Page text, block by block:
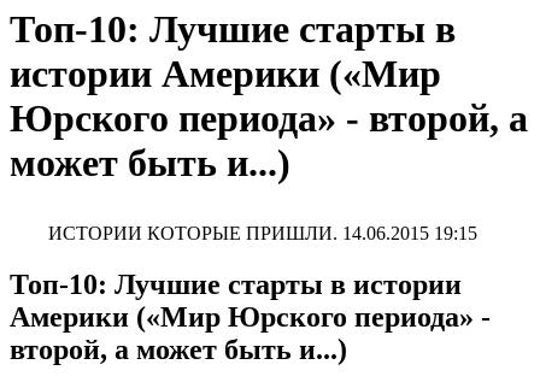
Топ-10: Лучшие старты в
истории Америки («Мир
Юрского периода» - второй, а
может быть и...)
ИСТОРИИ КОТОРЫЕ ПРИШЛИ. 14.06.2015 19:15
Топ-10: Лучшие старты в истории
Америки («Мир Юрского периода» -
второй, а может быть и...)